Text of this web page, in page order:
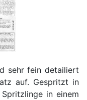
sehr fein detailiert
auf. Gespritzt in
in einem